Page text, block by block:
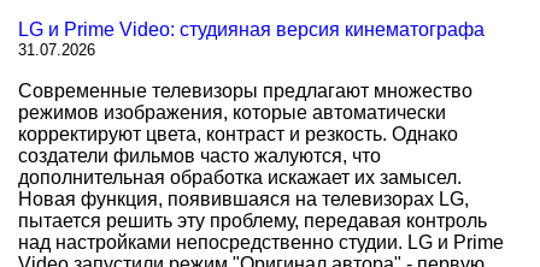
LG и Prime Video: студияная версия кинематографа
31.07.2026
Современные телевизоры предлагают множество
режимов изображения, которые автоматически
корректируют цвета, контраст и резкость. Однако
создатели фильмов часто жалуются, что
дополнительная обработка искажает их замысел.
Новая функция, появившаяся на телевизорах LG,
пытается решить эту проблему, передавая контроль
над настройками непосредственно студии. LG и Prime